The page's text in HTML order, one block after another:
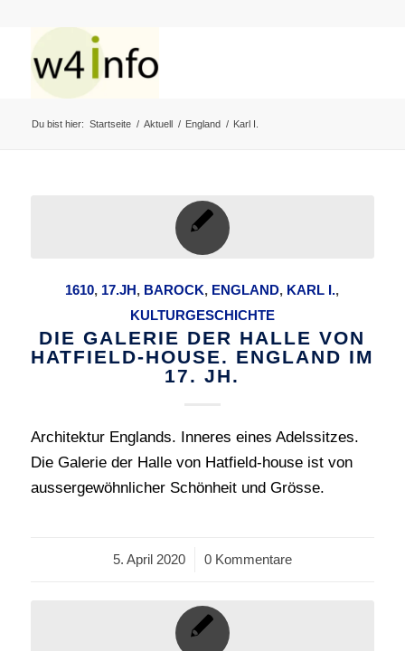
Du bist hier: Startseite / Aktuell / England / Karl I.
1610, 17.JH, BAROCK, ENGLAND, KARL I.,
KULTURGESCHICHTE
DIE GALERIE DER HALLE VON
HATFIELD-HOUSE. ENGLAND IM
17. JH.
Architektur Englands. Inneres eines Adelssitzes.
Die Galerie der Halle von Hatfield-house ist von
aussergewöhnlicher Schönheit und Grösse.
5. April 2020
/ 0 Kommentare